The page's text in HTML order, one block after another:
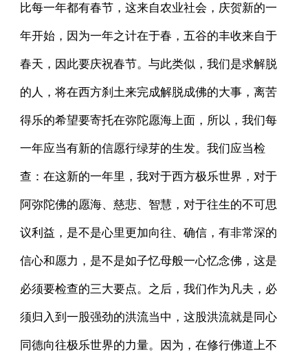
比每一年都有春节，这来自农业社会，庆贺新的一
年开始，因为一年之计在于春，五谷的丰收来自于
春天，因此要庆祝春节。与此类似，我们是求解脱
的人，将在西方刹土来完成解脱成佛的大事，离苦
得乐的希望要寄托在弥陀愿海上面，所以，我们每
一年应当有新的信愿行绿芽的生发。我们应当检
查：在这新的一年里，我对于西方极乐世界，对于
阿弥陀佛的愿海、慈悲、智慧，对于往生的不可思
议利益，是不是心里更加向往、确信，有非常深的
信心和愿力，是不是如子忆母般一心忆念佛，这是
必须要检查的三大要点。之后，我们作为凡夫，必
须归入到一股强劲的洪流当中，这股洪流就是同心
同德向往极乐世界的力量。因为，在修行佛道上不